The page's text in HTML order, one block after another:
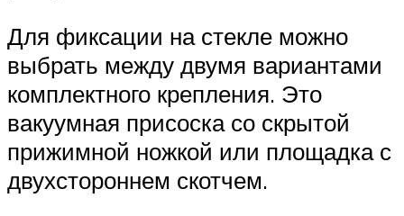
Для фиксации на стекле можно
выбрать между двумя вариантами
комплектного крепления. Это
вакуумная присоска со скрытой
прижимной ножкой или площадка с
двухстороннем скотчем.